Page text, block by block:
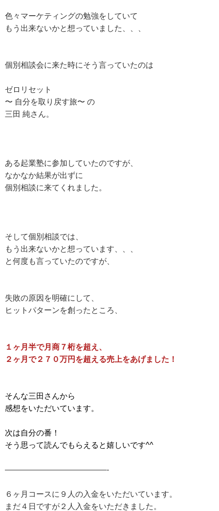
色々マーケティングの勉強をしていて
もう出来ないかと想っていました、、、
個別相談会に来た時にそう言っていたのは
ゼロリセット
〜 自分を取り戻す旅〜 の
三田 純さん。
ある起業塾に参加していたのですが、
なかなか結果が出ずに
個別相談に来てくれました。
そして個別相談では、
もう出来ないかと想っています、、、
と何度も言っていたのですが、
失敗の原因を明確にして、
ヒットパターンを創ったところ、
１ヶ月半で月商７桁を超え、
２ヶ月で２７０万円を超える売上をあげました！
そんな三田さんから
感想をいただいています。
次は自分の番！
そう思って読んでもらえると嬉しいです^^
—————————————-
６ヶ月コースに９人の入金をいただいています。
まだ４日ですが２人入金をいただきました。